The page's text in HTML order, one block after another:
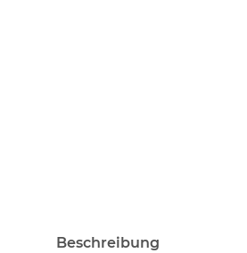
weitere Registerkarten anzeigen
Beschreibung